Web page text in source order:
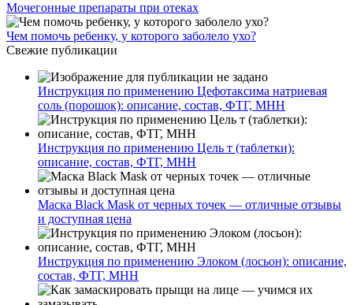
Мочегонные препараты при отеках
Чем помочь ребенку, у которого заболело ухо?
Свежие публикации
Инструкция по применению Цефотаксима натриевая
соль (порошок): описание, состав, ФТГ, МНН
Инструкция по применению Цель т (таблетки):
описание, состав, ФТГ, МНН
Маска Black Mask от черных точек — отличные отзывы
и доступная цена
Инструкция по применению Элоком (лосьон): описание,
состав, ФТГ, МНН